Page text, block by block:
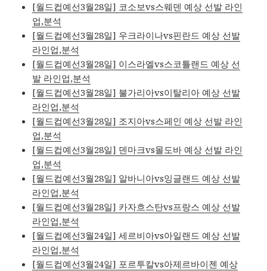
[월드컵예선3월28일] 코소보vs스웨덴 예상 선발 라인
업,분석
[월드컵예선3월28일] 우크라이나vs핀란드 예상 선발
라인업,분석
[월드컵예선3월28일] 이스라엘vs스코틀랜드 예상 선
발 라인업,분석
[월드컵예선3월28일] 불가리아vs이탈리아 예상 선발
라인업,분석
[월드컵예선3월28일] 조지아vs스페인 예상 선발 라인
업,분석
[월드컵예선3월28일] 덴마크vs몰도바 예상 선발 라인
업,분석
[월드컵예선3월28일] 알바니아vs잉글랜드 예상 선발
라인업,분석
[월드컵예선3월28일] 카자흐스탄vs프랑스 예상 선발
라인업,분석
[월드컵예선3월24일] 세르비아vs아일랜드 예상 선발
라인업,분석
[월드컵예선3월24일] 포르투칼vs아제르바이젠 예상